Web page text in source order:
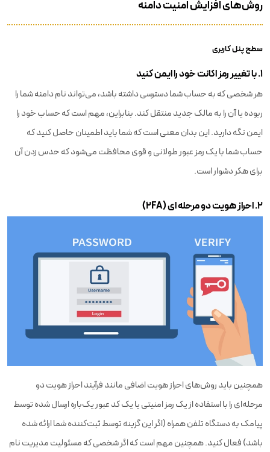
روش‌های افزایش امنیت دامنه
سطح پنل کاربری
۱. با تغییر رمز اکانت خود را ایمن کنید
هر شخصی که به حساب شما دسترسی داشته باشد، می‌تواند نام دامنه شما را
ربوده یا آن را به مالک جدید منتقل کند. بنابراین، مهم است که حساب خود را
ایمن نگه دارید. این بدان معنی است که شما باید اطمینان حاصل کنید که
حساب شما با یک رمز عبور طولانی و قوی محافظت می‌شود که حدس زدن آن
برای هکر دشوار است.
۲. احراز هویت دو مرحله ای (2FA)
همچنین باید روش‌های احراز هویت اضافی مانند فرآیند احراز هویت دو
مرحله‌ای را با استفاده از یک رمز امنیتی یا یک کد عبور یک‌باره ارسال شده توسط
پیامک به دستگاه تلفن همراه (اگر این گزینه توسط ثبت‌کننده شما ارائه شده
باشد) فعال کنید. همچنین مهم است که اگر شخصی که مسئولیت مدیریت نام